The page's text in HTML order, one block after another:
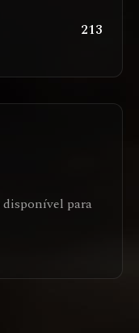
213
para